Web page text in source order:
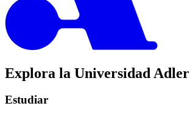
Explora la Universidad Adler
Estudiar